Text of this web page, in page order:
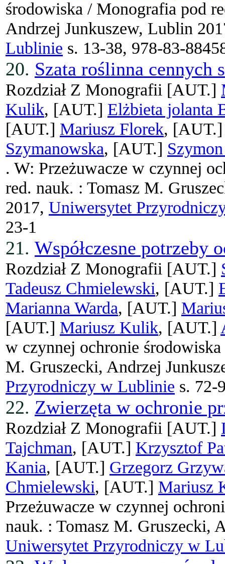
środowiska / Monografia pod
Andrzej Junkuszew, Lublin
Lublinie s. 13-38, 978-83-
20. Szata roślinna
Rozdział Z Monografii [AUT.]
Kulik, [AUT.] Elżbieta jolanta
[AUT.] Mariusz Florek,
Szymanowska, [AUT.]
. W: Przeżuwacze w czynnej
red. nauk. : Tomasz M.
2017, Uniwersytet
23-1
21. Współczesne potrzeby
Rozdział Z Monografii [AUT.]
Tadeusz Chmielewski, [AUT.]
Marianna Warda, [AUT.]
[AUT.] Mariusz Kulik, [AUT.]
w czynnej ochronie
M. Gruszecki, Andrzej
Przyrodniczy w Lublinie s. 72-
22. Zwierzęta w ochronie
Rozdział Z Monografii [AUT.]
Tajchman, [AUT.] Krzysztof
Kania, [AUT.] Grzegorz
Chmielewski, [AUT.] Mariusz
Przeżuwacze w czynnej
nauk. : Tomasz M. Gruszecki,
Uniwersytet Przyrodniczy w